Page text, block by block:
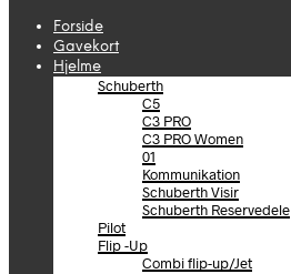
Forside
Gavekort
Hjelme
Schuberth
C5
C3 PRO
C3 PRO Women
01
Kommunikation
Schuberth Visir
Schuberth Reservedele
Pilot
Flip -Up
Combi flip-up/Jet